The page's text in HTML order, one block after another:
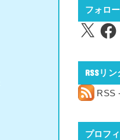
フォロ
X
RSSリン
RSS
プロフ